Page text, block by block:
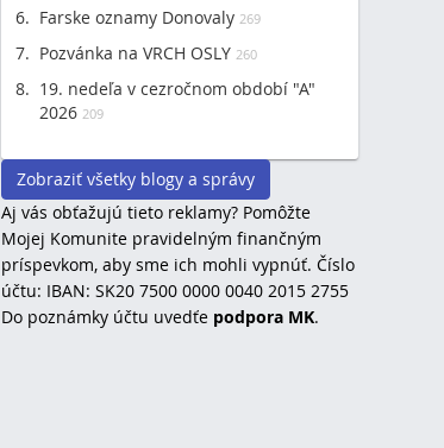
Farske oznamy Donovaly 269
Pozvánka na VRCH OSLY 260
19. nedeľa v cezročnom období "A"
2026 209
Zobraziť všetky blogy a správy
Aj vás obťažujú tieto reklamy? Pomôžte
Mojej Komunite pravidelným finančným
príspevkom, aby sme ich mohli vypnúť. Číslo
účtu: IBAN: SK20 7500 0000 0040 2015 2755
Do poznámky účtu uvedťe podpora MK.